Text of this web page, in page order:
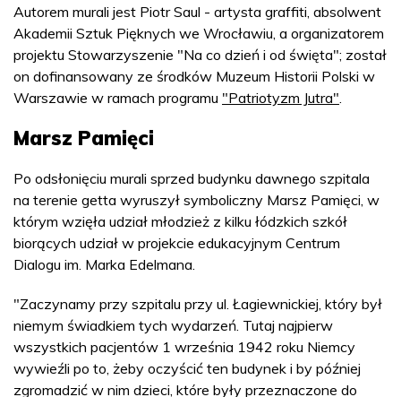
Autorem murali jest Piotr Saul - artysta graffiti, absolwent
Akademii Sztuk Pięknych we Wrocławiu, a organizatorem
projektu Stowarzyszenie "Na co dzień i od święta"; został
on dofinansowany ze środków Muzeum Historii Polski w
Warszawie w ramach programu "Patriotyzm Jutra"
Marsz Pamięci
Po odsłonięciu murali sprzed budynku dawnego szpitala
na terenie getta wyruszył symboliczny Marsz Pamięci, w
którym wzięła udział młodzież z kilku łódzkich szkół
biorących udział w projekcie edukacyjnym Centrum
Dialogu im. Marka Edelmana.
"Zaczynamy przy szpitalu przy ul. Łagiewnickiej, który był
niemym świadkiem tych wydarzeń. Tutaj najpierw
wszystkich pacjentów 1 września 1942 roku Niemcy
wywieźli po to, żeby oczyścić ten budynek i by później
zgromadzić w nim dzieci, które były przeznaczone do